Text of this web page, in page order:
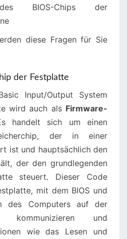
BIOS-Chips der
diese Fragen für Sie
der Festplatte
Input/Output System
wird auch als Firmware-
handelt sich um einen
der in einer
ist und hauptsächlich den
der den grundlegenden
steuert. Dieser Code
mit dem BIOS und
des Computers auf der
kommunizieren und
wie das Lesen und